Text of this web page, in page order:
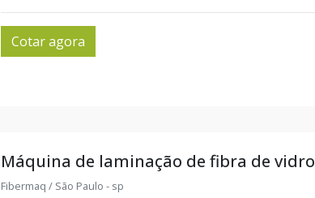
Cotar agora
Máquina de laminação de fibra de vidro
Fibermaq / São Paulo - sp